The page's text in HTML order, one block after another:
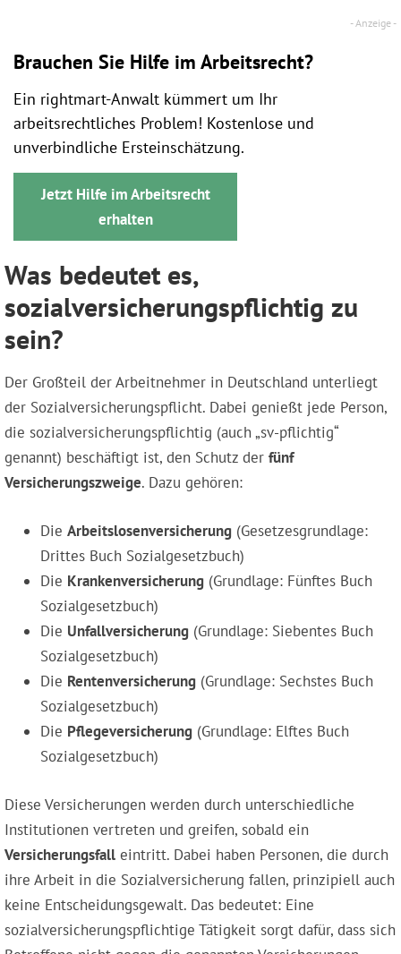
Brauchen Sie Hilfe im Arbeitsrecht?
Ein rightmart-Anwalt kümmert um Ihr
arbeitsrechtliches Problem! Kostenlose und
unverbindliche Ersteinschätzung.
Jetzt Hilfe im Arbeitsrecht
erhalten
Was bedeutet es,
sozialversicherungspflichtig zu
sein?
Der Großteil der Arbeitnehmer in Deutschland unterliegt
der Sozialversicherungspflicht. Dabei genießt jede Person,
die sozialversicherungspflichtig (auch „sv-pflichtig“
genannt) beschäftigt ist, den Schutz der fünf
Versicherungszweige. Dazu gehören:
Die Arbeitslosenversicherung (Gesetzesgrundlage:
Drittes Buch Sozialgesetzbuch)
Die Krankenversicherung (Grundlage: Fünftes Buch
Sozialgesetzbuch)
Die Unfallversicherung (Grundlage: Siebentes Buch
Sozialgesetzbuch)
Die Rentenversicherung (Grundlage: Sechstes Buch
Sozialgesetzbuch)
Die Pflegeversicherung (Grundlage: Elftes Buch
Sozialgesetzbuch)
Diese Versicherungen werden durch unterschiedliche
Institutionen vertreten und greifen, sobald ein
Versicherungsfall eintritt. Dabei haben Personen, die durch
ihre Arbeit in die Sozialversicherung fallen, prinzipiell auch
keine Entscheidungsgewalt. Das bedeutet: Eine
sozialversicherungspflichtige Tätigkeit sorgt dafür, dass sich